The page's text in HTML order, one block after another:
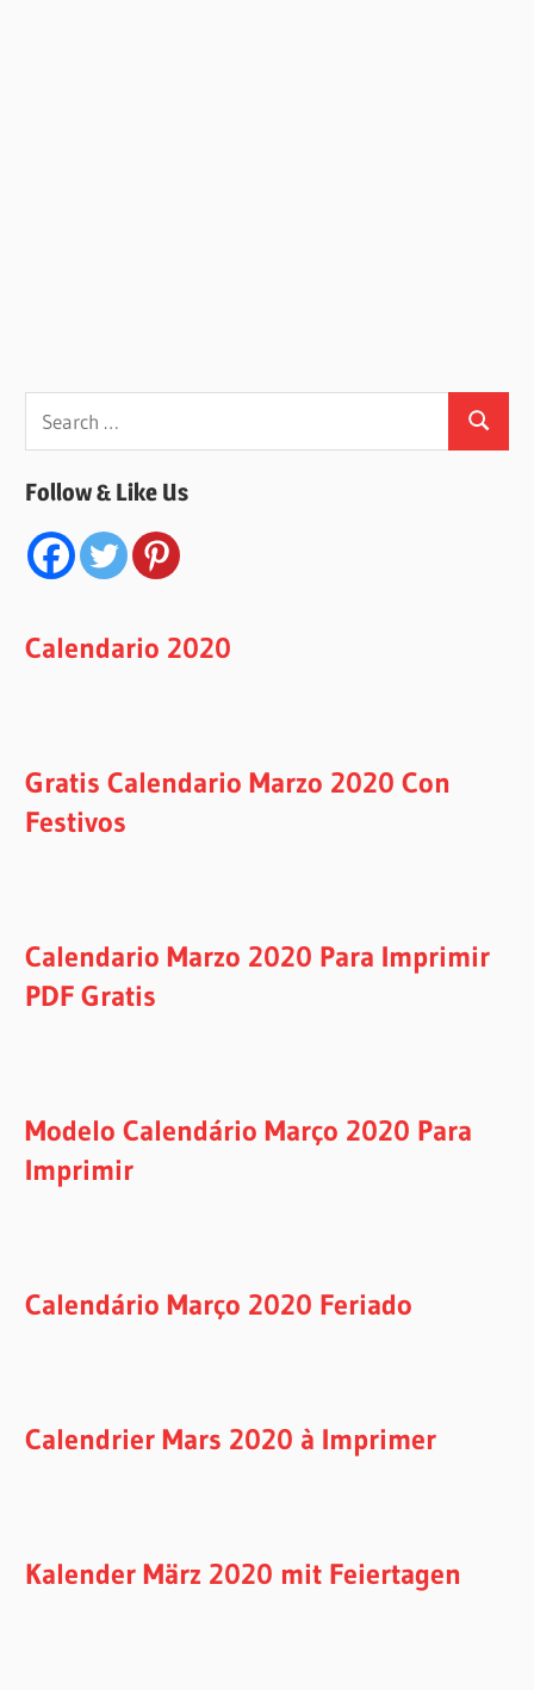
Search
Follow & Like Us
Calendario 2020
Gratis Calendario Marzo 2020 Con
Festivos
Calendario Marzo 2020 Para Imprimir
PDF Gratis
Modelo Calendário Março 2020 Para
Imprimir
Calendário Março 2020 Feriado
Calendrier Mars 2020 à Imprimer
Kalender März 2020 mit Feiertagen